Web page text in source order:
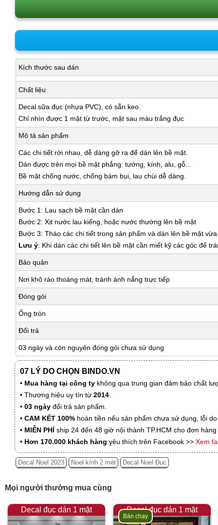
Kích thước sau dán
Chất liệu
Decal sữa đục (nhựa PVC), có sẵn keo.
Chỉ nhìn được 1 mặt từ trước, mặt sau màu trắng đục
Mô tả sản phẩm
Các chi tiết rời nhau, dễ dàng gỡ ra để dán lên bề mặt.
Dán được trên mọi bề mặt phẳng: tường, kính, alu, gỗ...
Bề mặt chống nước, chống bám bụi, lau chùi dễ dàng.
Hướng dẫn sử dụng
Bước 1: Lau sạch bề mặt cần dán
Bước 2: Xịt nước lau kiếng, hoặc nước thường lên bề mặt
Bước 3: Tháo các chi tiết trong sản phẩm và dán lên bề mặt
Lưu ý: Khi dán các chi tiết lên bề mặt cần miết kỹ các góc để
Bảo quản
Nơi khô ráo thoáng mát, tránh ánh nắng trực tiếp
Đóng gói
Ống tròn
Đổi trả
03 ngày và còn nguyên đóng gói chưa sử dụng
07 LÝ DO CHỌN BINDO.VN
• Mua hàng tại công ty không qua trung gian đảm bảo chất
• Thương hiệu uy tín từ 2014.
• 03 ngày đổi trả sản phẩm.
• CAM KẾT 100% hoàn tiền nếu sản phẩm chưa sử dụng, lỗi
• MIỄN PHÍ ship 24 đến 48 giờ nội thành TP.HCM cho đơn
• Hơn 170.000 khách hàng yêu thích trên Facebook >> Xem
Decal Noel 2023 Noel kính 2 mét Decal Noel Đục
Mọi người thường mua cùng
Decal đục dán 1 mặt Decal đục dán 1 mặt
Bán chạy